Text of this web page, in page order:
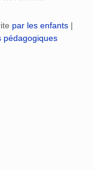
par les enfants |
pédagogiques